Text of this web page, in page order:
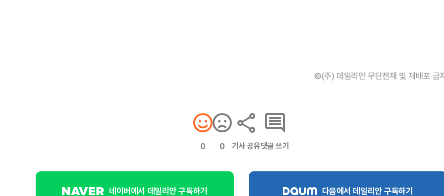
©(주) 데일리안 무단전재 및 재배포 금
0 0 기사 공유댓글 쓰기
네이버에서 데일리안 구독하기 다음에서 데일리안 구독하기